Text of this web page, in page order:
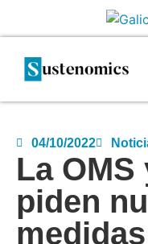
04/10/2022
La OMS
piden